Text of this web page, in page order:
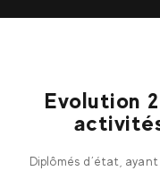
Evolution
Diplômés d’état,